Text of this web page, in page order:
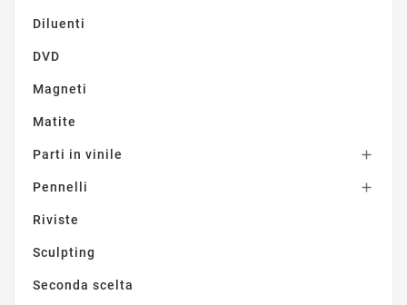
Diluenti
DVD
Magneti
Matite
Parti in vinile 
Pennelli 
Riviste
Sculpting
Seconda scelta